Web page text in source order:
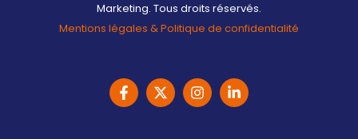
Marketing. Tous droits réservés.
Mentions légales & Politique de confidentialité